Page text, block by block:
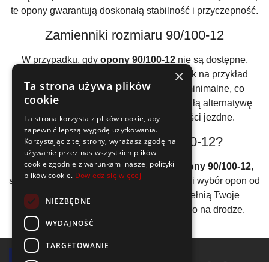
te opony gwarantują doskonałą stabilność i przyczepność.
Zamienniki rozmiaru 90/100-12
W przypadku, gdy opony 90/100-12nie są dostępne,
można zastąpić je innymi rozmiarami, jak na przykład
100/90-12 lub 80/100-12. Różnice są minimalne, co
oznacza, że mogą one stanowić doskonałą alternatywę
bez znacznego wpływu na właściwości jezdne.
Gdzie kupić opony 90/100-12?
Jeżeli chcesz nabyć wysokiej jakości opony 90/100-12,
sprawdź naszą ofertę! Proponujemy szeroki wybór opon od
renomowanych producentów, które spełnią Twoje
oczekiwania i zapewnią bezpieczeństwo na drodze.
×
Ta strona używa plików
cookie
Ta strona korzysta z plików cookie, aby
zapewnić lepszą wygodę użytkowania.
Korzystając z tej strony, wyrażasz zgodę na
używanie przez nas wszystkich plików
cookie zgodnie z warunkami naszej polityki
plików cookie. Dowiedz się więcej
NIEZBĘDNE
WYDAJNOŚĆ
TARGETOWANIE